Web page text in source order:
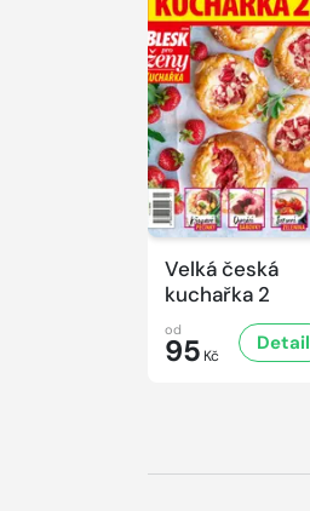
Velká česká
kuchařka 2
od
95 Kč
Detail